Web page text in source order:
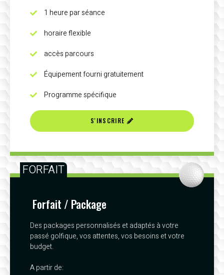
1 heure par séance
horaire flexible
accès parcours
Équipement fourni gratuitement
Programme spécifique
S'INSCRIRE
FORFAIT
Forfait / Package
Des packages personnalisés et adaptés à votre
passé golfique, vos attentes, vos besoins et votre
budget.
A partir de: